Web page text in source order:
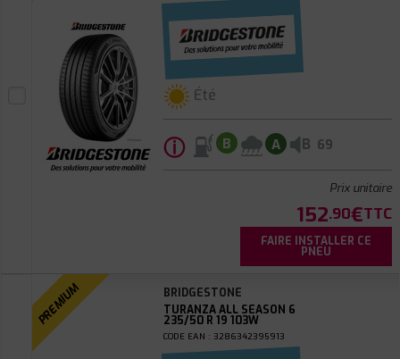
Été
ⓘ B A B 69
Prix unitaire
152.90€TTC
FAIRE INSTALLER CE
PNEU
PREMIUM
BRIDGESTONE
TURANZA ALL SEASON 6
235/50 R 19 103W
CODE EAN : 3286342395913